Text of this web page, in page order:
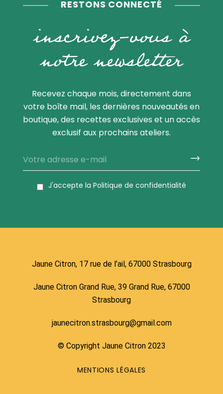
RESTONS CONNECTÉ
inscrivez-vous à
notre newsletter
Recevez chaque mois, directement dans
votre boîte mail, les dernières nouveautés en
boutique, des recettes exclusives et un accès
exclusif aux prochains ateliers.
J'accepte la Politique de confidentialité
Jaune Citron, 17 rue de l’ail, 67000 Strasbourg
Jaune Citron Grand Rue, 39 Grand Rue, 67000
Strasbourg
jaunecitron.strasbourg@gmail.com
© Copyright Jaune Citron 2023
MENTIONS LÉGALES